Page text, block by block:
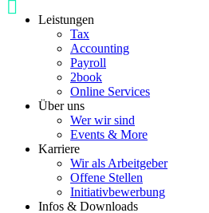
Leistungen
Tax
Accounting
Payroll
2book
Online Services
Über uns
Wer wir sind
Events & More
Karriere
Wir als Arbeitgeber
Offene Stellen
Initiativbewerbung
Infos & Downloads